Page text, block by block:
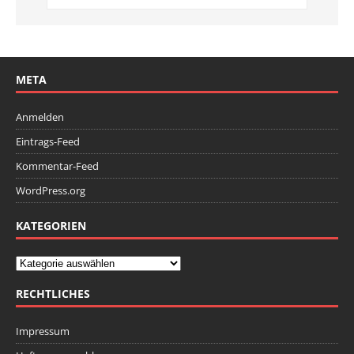
META
Anmelden
Eintrags-Feed
Kommentar-Feed
WordPress.org
KATEGORIEN
RECHTLICHES
Impressum